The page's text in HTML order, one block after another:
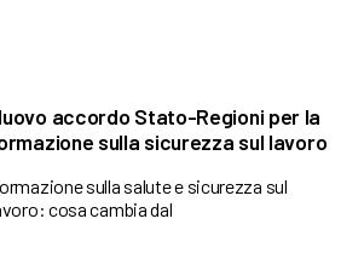
accordo Stato-Regioni per la
sulla sicurezza sul lavoro
sulla salute e sicurezza sul
cosa cambia dal